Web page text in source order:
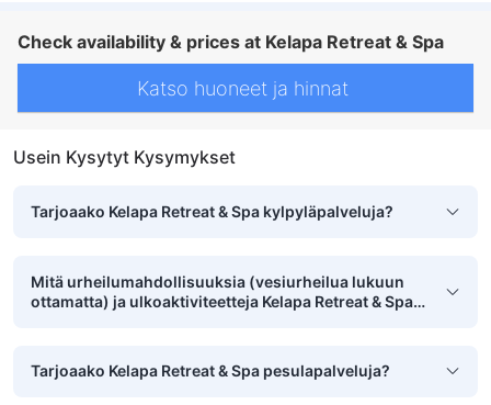
Check availability & prices at Kelapa Retreat & Spa
Katso huoneet ja hinnat
Usein Kysytyt Kysymykset
Tarjoaako Kelapa Retreat & Spa kylpyläpalveluja?
Mitä urheilumahdollisuuksia (vesiurheilua lukuun
ottamatta) ja ulkoaktiviteetteja Kelapa Retreat & Spa
Tarjoaako Kelapa Retreat & Spa pesulapalveluja?